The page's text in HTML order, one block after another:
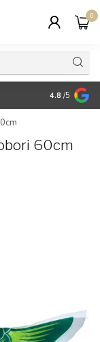
0
Betaalbare
4.8 /5
60cm